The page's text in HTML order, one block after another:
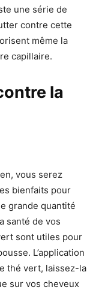
une série de
contre cette
même la
capillaire.
la
vous serez
bienfaits pour
grande quantité
santé de vos
sont utiles pour
L’application
thé vert, laissez-la
sur vos cheveux